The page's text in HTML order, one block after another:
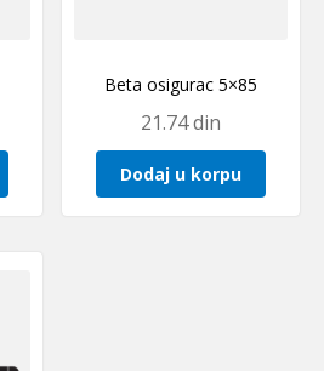
Beta osigurac 5×85
21.74din
Dodaj u korpu